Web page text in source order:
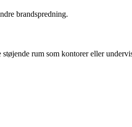
brandspredning.
rum som kontorer eller